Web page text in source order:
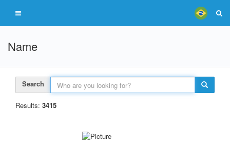
Name
Search
Results: 3415